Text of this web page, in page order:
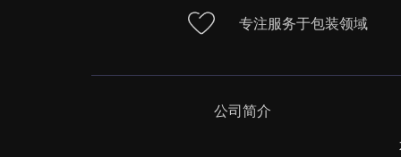
专注服务于包装领域
公司简介